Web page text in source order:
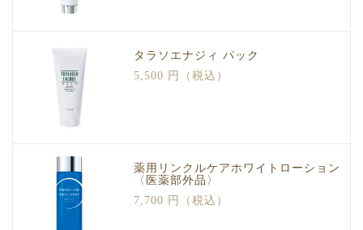
タラソエナジィ パック
5,500 円（税込）
薬用リンクルケアホワイトローション
〈医薬部外品〉
7,700 円（税込）